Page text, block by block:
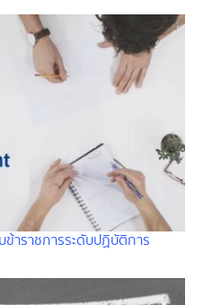
าราชการระดับปฏิบัติการ